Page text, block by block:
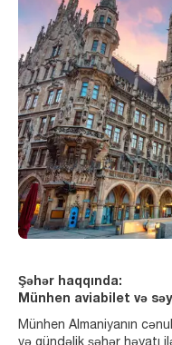
Şəhər haqqında:
Münhen aviabilet və
Münhen Almaniyanın